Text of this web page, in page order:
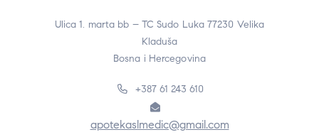
Ulica 1. marta bb – TC Sudo Luka 77230 Velika
Kladuša
Bosna i Hercegovina
+387 61 243 610
apotekaslmedic@gmail.com